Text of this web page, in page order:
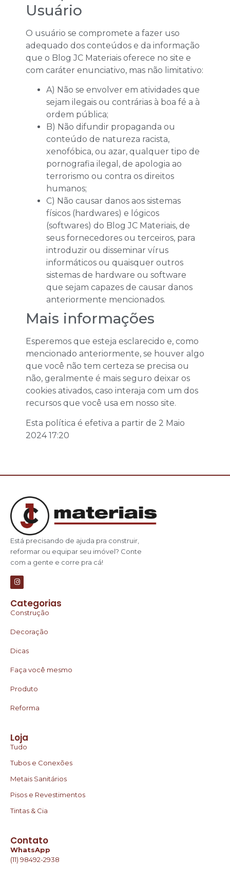
Usuário
O usuário se compromete a fazer uso
adequado dos conteúdos e da informação
que o Blog JC Materiais oferece no site e
com caráter enunciativo, mas não limitativo:
A) Não se envolver em atividades que
sejam ilegais ou contrárias à boa fé a à
ordem pública;
B) Não difundir propaganda ou
conteúdo de natureza racista,
xenofóbica, ou azar, qualquer tipo de
pornografia ilegal, de apologia ao
terrorismo ou contra os direitos
humanos;
C) Não causar danos aos sistemas
físicos (hardwares) e lógicos
(softwares) do Blog JC Materiais, de
seus fornecedores ou terceiros, para
introduzir ou disseminar vírus
informáticos ou quaisquer outros
sistemas de hardware ou software
que sejam capazes de causar danos
anteriormente mencionados.
Mais informações
Esperemos que esteja esclarecido e, como
mencionado anteriormente, se houver algo
que você não tem certeza se precisa ou
não, geralmente é mais seguro deixar os
cookies ativados, caso interaja com um dos
recursos que você usa em nosso site.
Esta política é efetiva a partir de 2 Maio
2024 17:20
Está precisando de ajuda pra construir,
reformar ou equipar seu imóvel? Conte
com a gente e corre pra cá!
Categorias
Construção
Decoração
Dicas
Faça você mesmo
Produto
Reforma
Loja
Tudo
Tubos e Conexões
Metais Sanitários
Pisos e Revestimentos
Tintas & Cia
Contato
WhatsApp
(11) 98492-2938